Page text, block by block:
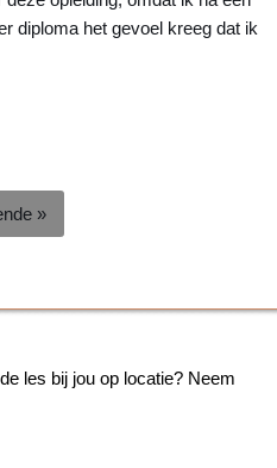
diploma het gevoel kreeg dat ik
»
les bij jou op locatie? Neem